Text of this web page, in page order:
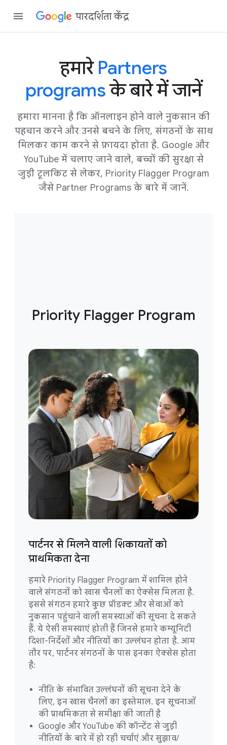
पारदर्शिता केंद्र
हमारे Partners
programsके बारे में जानें
हमारा मानना है कि ऑनलाइन होने वाले नुकसान की
पहचान करने और उनसे बचने के लिए, संगठनों के साथ
मिलकर काम करने से फ़ायदा होता है. Google और
YouTube में चलाए जाने वाले, बच्चों की सुरक्षा से
जुड़ी टूलकिट से लेकर, Priority Flagger Program
जैसे Partner Programs के बारे में जानें.
Priority Flagger Program
पार्टनर से मिलने वाली शिकायतों को
प्राथमिकता देना
हमारे Priority Flagger Program में शामिल होने
वाले संगठनों को खास चैनलों का ऐक्सेस मिलता है.
इससे संगठन हमारे कुछ प्रॉडक्ट और सेवाओं को
नुकसान पहुंचाने वाली समस्याओं की सूचना दे सकते
हैं. ये ऐसी समस्याएं होती हैं जिनसे हमारे कम्यूनिटी
दिशा-निर्देशों और नीतियों का उल्लंघन होता है. आम
तौर पर, पार्टनर संगठनों के पास इनका ऐक्सेस होता
है:
नीति के संभावित उल्लंघनों की सूचना देने के
लिए, इन खास चैनलों का इस्तेमाल. इन सूचनाओं
की प्राथमिकता से समीक्षा की जाती है
Google और YouTube की कॉन्टेंट से जुड़ी
नीतियों के बारे में हो रही चर्चाएं और सुझाव/